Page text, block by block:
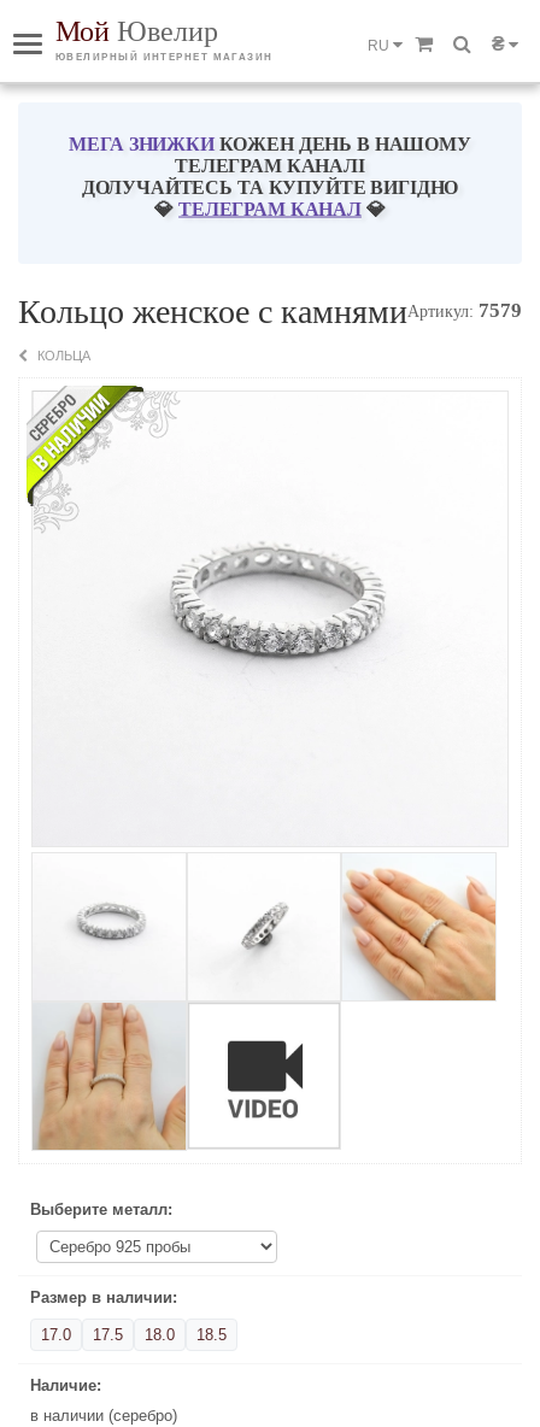
Мой Ювелир
ЮВЕЛИРНЫЙ ИНТЕРНЕТ МАГАЗИН
₴
RU
МЕГА ЗНИЖКИКОЖЕН ДЕНЬ В НАШОМУ
ТЕЛЕГРАМ КАНАЛІ
ДОЛУЧАЙТЕСЬ ТА КУПУЙТЕ ВИГІДНО
💎ТЕЛЕГРАМ КАНАЛ 💎
Кольцо женское с камнямиАртикул: 7579
КОЛЬЦА
Выберите металл:
Размер в наличии:
17.0 17.5 18.0 18.5
Наличие:
в наличии (серебро)